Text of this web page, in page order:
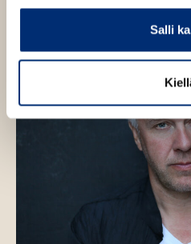
Salli
e
v
ä
i
l
n